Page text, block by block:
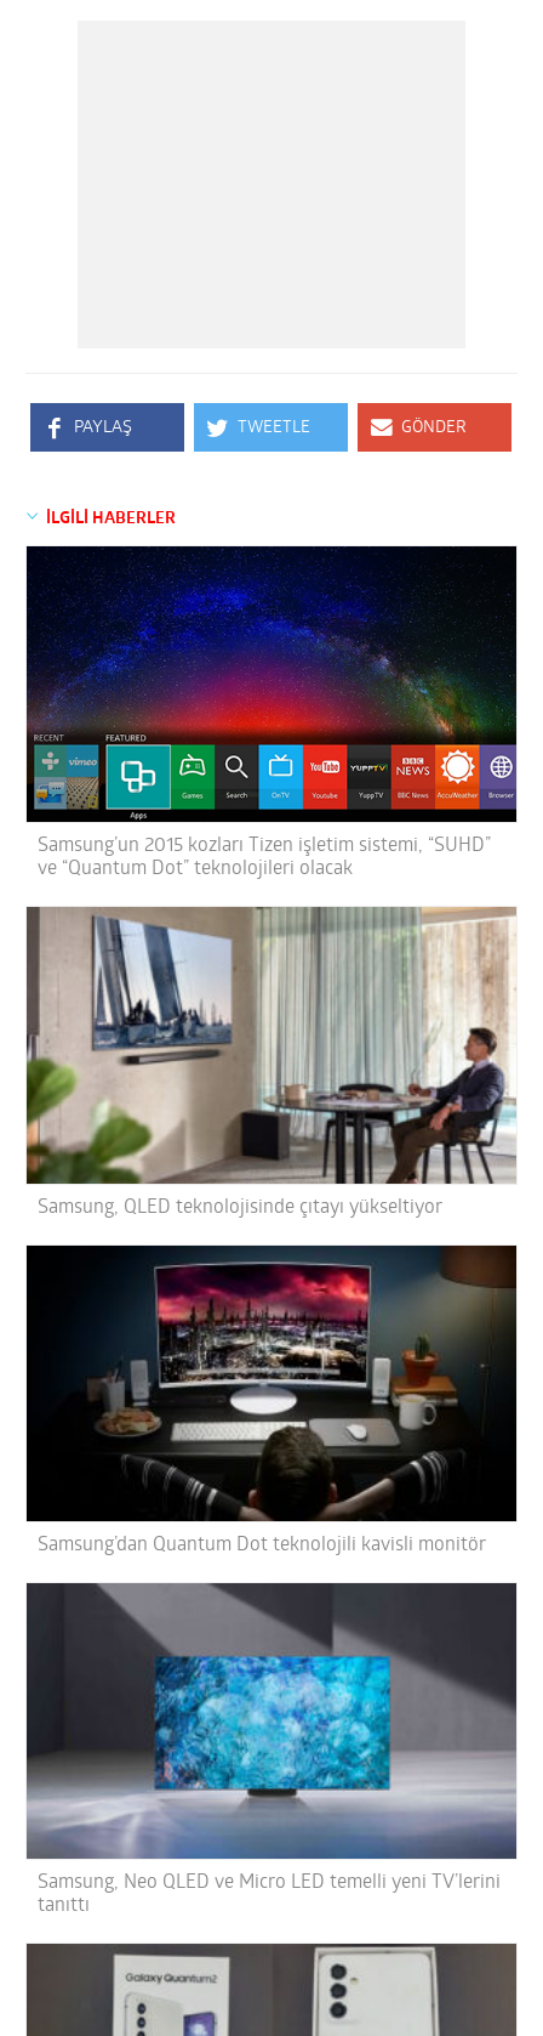
PAYLAŞ TWEETLE GÖNDER
İLGİLİ HABERLER
Samsung’un 2015 kozları Tizen işletim sistemi, “SUHD”
ve “Quantum Dot” teknolojileri olacak
Samsung, QLED teknolojisinde çıtayı yükseltiyor
Samsung’dan Quantum Dot teknolojili kavisli monitör
Samsung, Neo QLED ve Micro LED temelli yeni TV’lerini
tanıttı